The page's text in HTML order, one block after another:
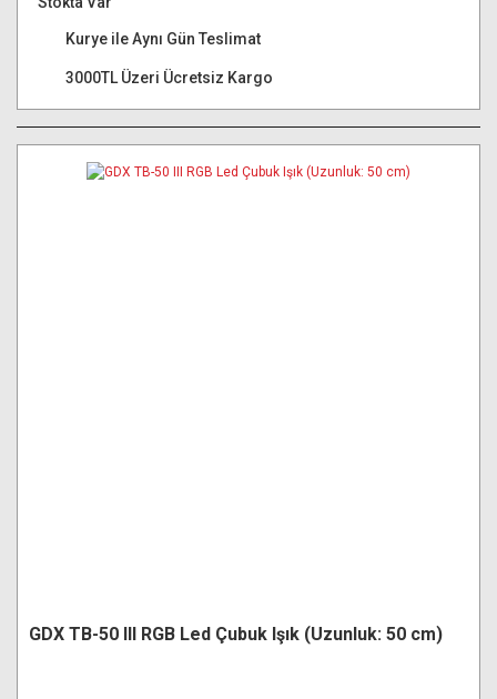
Kurye ile Aynı Gün Teslimat
3000TL Üzeri Ücretsiz Kargo
GDX TB-50 III RGB Led Çubuk Işık (Uzunluk: 50 cm)